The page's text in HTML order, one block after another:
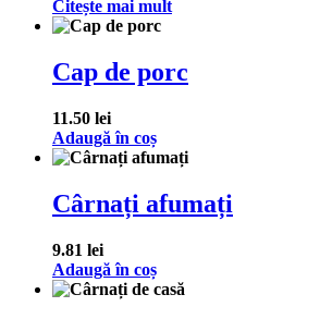
Citește mai mult
Cap de porc
11.50 lei
Adaugă în coș
Cârnați afumați
9.81 lei
Adaugă în coș